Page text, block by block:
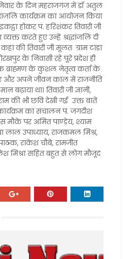
के दिन महराजगंज में डॉ अतुल
कार्यक्रम का आयोजन किया
होकर पं. हरिशंकर तिवारी जी
करते हुए उन्हें श्रद्धांजलि दी
की तिवारी जी मूलतः ग्राम टांडा
के निवासी रहे पूरे प्रदेश ही
ब्राह्मण के कुशल नेतृत्व कर्ता के
और अपने जीवन काल में राजनीति
बढ़ाया था। तिवारी जी ज्ञानी,
की भी छवि देखी गई उक्त बातें
का संचालन पं. जगदीश
मौके पर अमित पाण्डेय, श्याम
लाल उपाध्याय, राजकमल मिश्र,
राकेश चौबे, रामजीत
मिश्रा सहित बहुत से लोग मौजूद